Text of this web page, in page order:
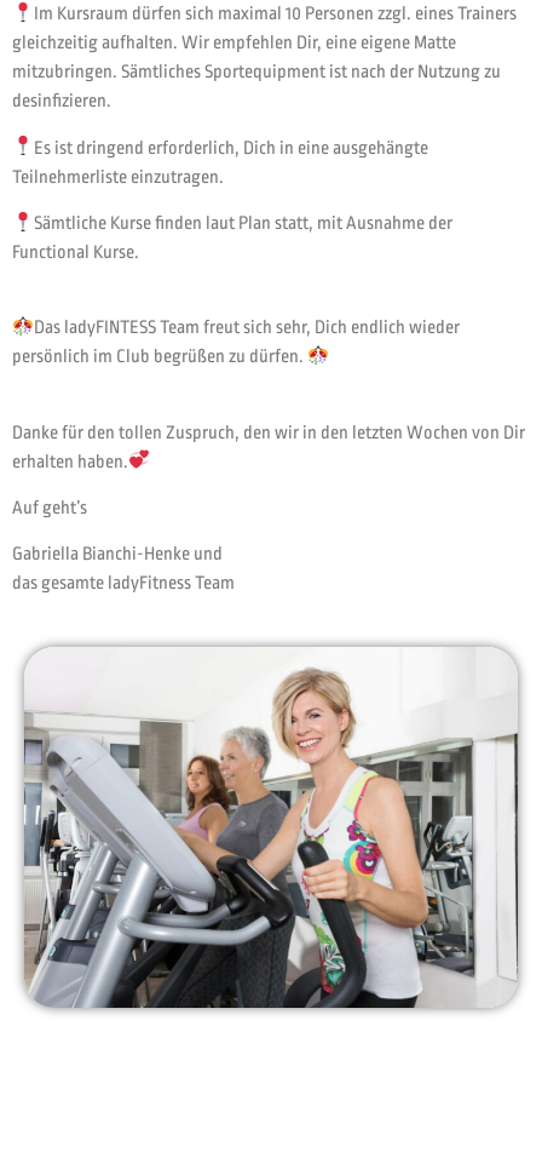
Im Kursraum dürfen sich maximal 10 Personen zzgl. eines Trainers
gleichzeitig aufhalten. Wir empfehlen Dir, eine eigene Matte
mitzubringen. Sämtliches Sportequipment ist nach der Nutzung zu
desinfizieren.
Es ist dringend erforderlich, Dich in eine ausgehängte
Teilnehmerliste einzutragen.
Sämtliche Kurse finden laut Plan statt, mit Ausnahme der
Functional Kurse.
Das ladyFINTESS Team freut sich sehr, Dich endlich wieder
persönlich im Club begrüßen zu dürfen.
Danke für den tollen Zuspruch, den wir in den letzten Wochen von Dir
erhalten haben.
Auf geht’s
Gabriella Bianchi-Henke und
das gesamte ladyFitness Team